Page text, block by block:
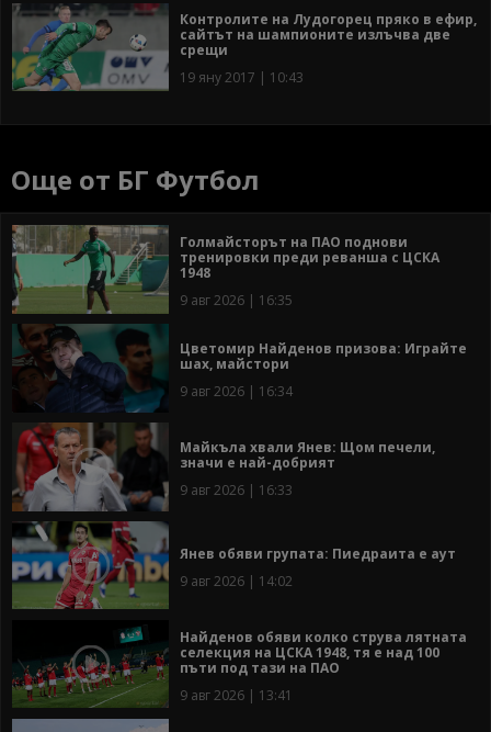
Контролите на Лудогорец пряко в ефир,
сайтът на шампионите излъчва две
срещи
19 яну 2017 | 10:43
Още от БГ Футбол
Голмайсторът на ПАО поднови
тренировки преди реванша с ЦСКА
1948
9 авг 2026 | 16:35
Цветомир Найденов призова: Играйте
шах, майстори
9 авг 2026 | 16:34
Майкъла хвали Янев: Щом печели,
значи е най-добрият
9 авг 2026 | 16:33
Янев обяви групата: Пиедраита е аут
9 авг 2026 | 14:02
Найденов обяви колко струва лятната
селекция на ЦСКА 1948, тя е над 100
пъти под тази на ПАО
9 авг 2026 | 13:41